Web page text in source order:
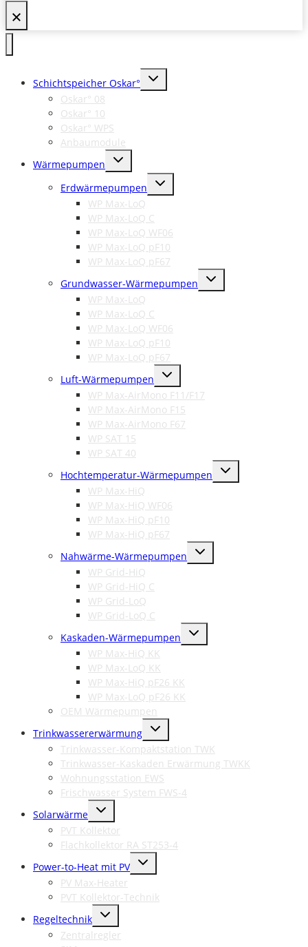
Schichtspeicher Oskar°
Untermenü
Oskar° 08
Oskar° 10
Oskar° WPS
Anbaumodule
Wärmepumpen
Untermenü
Erdwärmepumpen
Untermenü
WP Max-LoQ
WP Max-LoQ C
WP Max-LoQ WF06
WP Max-LoQ pF10
WP Max-LoQ pF67
Grundwasser-Wärmepumpen
Untermenü
WP Max-LoQ
WP Max-LoQ C
WP Max-LoQ WF06
WP Max-LoQ pF10
WP Max-LoQ pF67
Luft-Wärmepumpen
Untermenü
WP Max-AirMono F11/F17
WP Max-AirMono F15
WP Max-AirMono F67
WP SAT 15
WP SAT 40
Hochtemperatur-Wärmepumpen
Untermenü
WP Max-HiQ
WP Max-HiQ WF06
WP Max-HiQ pF10
WP Max-HiQ pF67
Nahwärme-Wärmepumpen
Untermenü
WP Grid-HiQ
WP Grid-HiQ C
WP Grid-LoQ
WP Grid-LoQ C
Kaskaden-Wärmepumpen
Untermenü
WP Max-HiQ KK
WP Max-LoQ KK
WP Max-HiQ pF26 KK
WP Max-LoQ pF26 KK
OEM Wärmepumpen
Trinkwassererwärmung
Untermenü
Trinkwasser-Kompaktstation TWK
Trinkwasser-Kaskaden Erwärmung TWKK
Wohnungsstation EWS
Frischwasser System FWS-4
Solarwärme
Untermenü
PVT Kollektor
Flachkollektor RA ST253-4
Power-to-Heat mit PV
Untermenü
PV Max-Heater
PVT Kollektor-Technik
Regeltechnik
Untermenü
Zentralregler